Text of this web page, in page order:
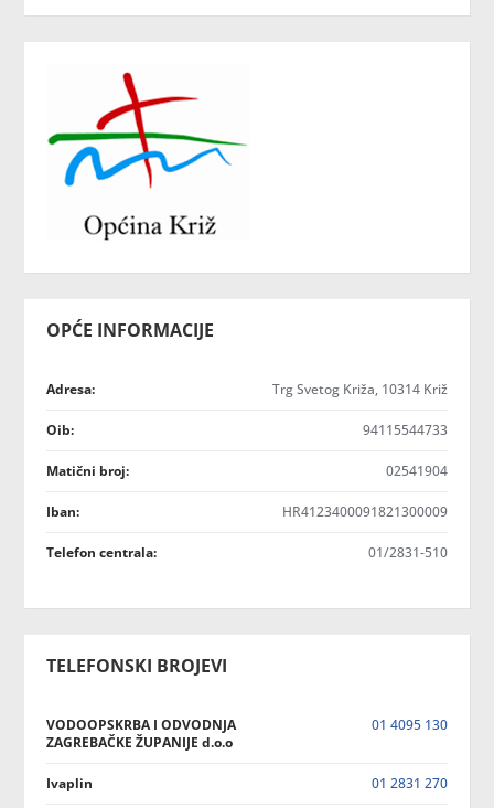
OPĆE INFORMACIJE
Adresa: Trg Svetog Križa, 10314 Križ
Oib: 94115544733
Matični broj: 02541904
Iban: HR4123400091821300009
Telefon centrala: 01/2831-510
TELEFONSKI BROJEVI
VODOOPSKRBA I ODVODNJA
ZAGREBAČKE ŽUPANIJE d.o.o
01 4095 130
Ivaplin 01 2831 270